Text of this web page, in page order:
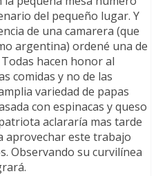
del pequeño lugar. Y
de una camarera (que
argentina) ordené una de
Todas hacen honor al
comidas y no de las
variedad de papas
con espinacas y queso
aclararía mas tarde
aprovechar este trabajo
Observando su curvilínea